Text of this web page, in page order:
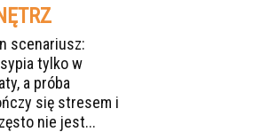
scenariusz:
tylko w
a próba
się stresem i
nie jest...